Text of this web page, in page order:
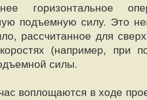
горизонтальное
подъемную силу. Это
рассчитанное для
(например, при
силы.
воплощаются в ходе